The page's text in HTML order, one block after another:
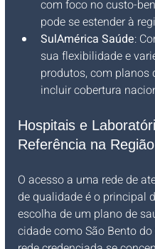
com foco no custo-
pode se estender à
SulAmérica Saúde:
sua flexibilidade e
produtos, com planos
incluir cobertura
Hospitais e
Referência na Região
O acesso a uma rede de
de qualidade é o principal
escolha de um plano de
cidade como São Bento